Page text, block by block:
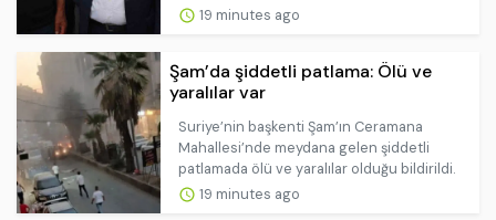
19 minutes ago
Şam’da şiddetli patlama: Ölü ve
yaralılar var
Suriye’nin başkenti Şam’ın Ceramana
Mahallesi’nde meydana gelen şiddetli
patlamada ölü ve yaralılar olduğu bildirildi.
19 minutes ago